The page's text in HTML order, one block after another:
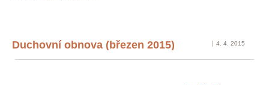
Duchovní obnova (březen 2015) 4. 4. 2015